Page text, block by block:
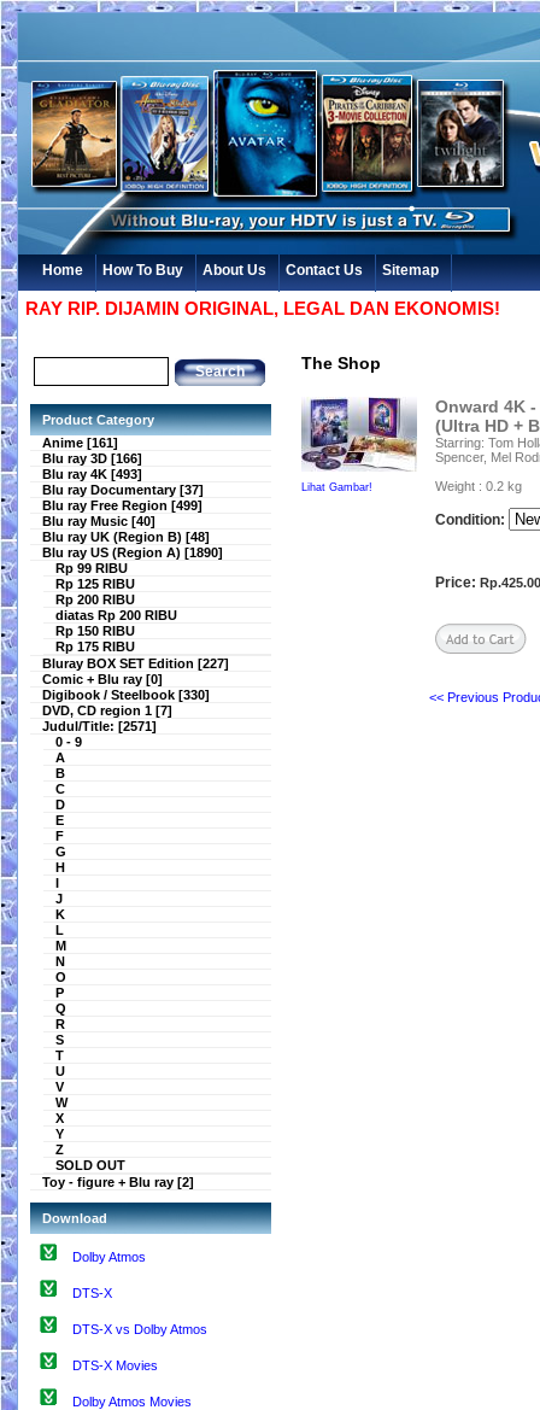
Home How To Buy About Us Contact Us Sitemap
RIP. DIJAMIN ORIGINAL, LEGAL DAN EKONOMIS!
Product Category
Anime [161]
Blu ray 3D [166]
Blu ray 4K [493]
Blu ray Documentary [37]
Blu ray Free Region [499]
Blu ray Music [40]
Blu ray UK (Region B) [48]
Blu ray US (Region A) [1890]
Rp 99 RIBU
Rp 125 RIBU
Rp 200 RIBU
diatas Rp 200 RIBU
Rp 150 RIBU
Rp 175 RIBU
Bluray BOX SET Edition [227]
Comic + Blu ray [0]
Digibook / Steelbook [330]
DVD, CD region 1 [7]
Judul/Title: [2571]
0 - 9
A
B
C
D
E
F
G
H
I
J
K
L
M
N
O
P
Q
R
S
T
U
V
W
X
Y
Z
SOLD OUT
Toy - figure + Blu ray [2]
Download
Dolby Atmos
DTS-X
DTS-X vs Dolby Atmos
DTS-X Movies
Dolby Atmos Movies
The Shop
Lihat Gambar!
Onward 4K
(Ultra HD +
Starring: Tom
Spencer, Mel
Weight : 0.2 kg
Condition:
Price:
<< Previous